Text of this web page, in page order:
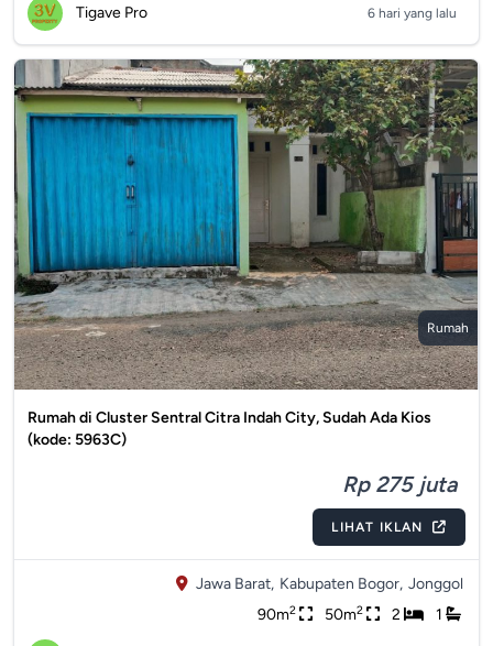
Tigave Pro 6 hari yang lalu
Rumah
Rumah di Cluster Sentral Citra Indah City, Sudah Ada Kios
(kode: 5963C)
Rp 275 juta
LIHAT IKLAN
Jawa Barat, Kabupaten Bogor, Jonggol
90m2 50m2 2 1